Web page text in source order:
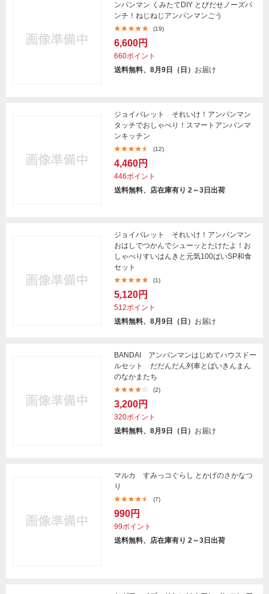
ンパンマン くみたてDIY とびだせノーズパ
ンチ！ねじねじアンパンマンごう
(19)
6,600円
660ポイント
送料無料、8月9日（日） お届け
ジョイパレット それいけ！アンパンマン
タッチでおしゃべり！スマートアンパンマ
ンキッチン
(12)
4,460円
446ポイント
送料無料、店在庫有り 2～3日出荷
ジョイパレット それいけ！アンパンマン
おはしでつかんでシューッとたけたよ！お
しゃべりすいはんきと元気100ばいSP和食
セット
(1)
5,120円
512ポイント
送料無料、8月9日（日） お届け
BANDAI アンパンマンはじめてハウスドー
ルセット だだんだん列車とばいきんまん
のなかまたち
(2)
3,200円
320ポイント
送料無料、8月9日（日） お届け
マルカ すみっコぐらし とかげのさかなつ
り
(7)
990円
99ポイント
送料無料、店在庫有り 2～3日出荷